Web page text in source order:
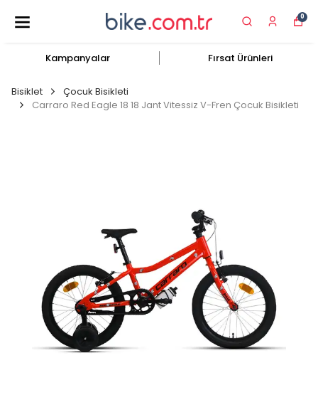
0
Kampanyalar Fırsat Ürünleri
Bisiklet
Çocuk Bisikleti
Carraro Red Eagle 18 18 Jant Vitessiz V-Fren Çocuk Bisikleti